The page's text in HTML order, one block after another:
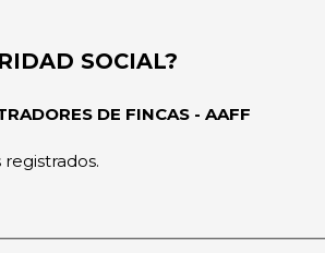
SOCIAL?
DE FINCAS - AAFF